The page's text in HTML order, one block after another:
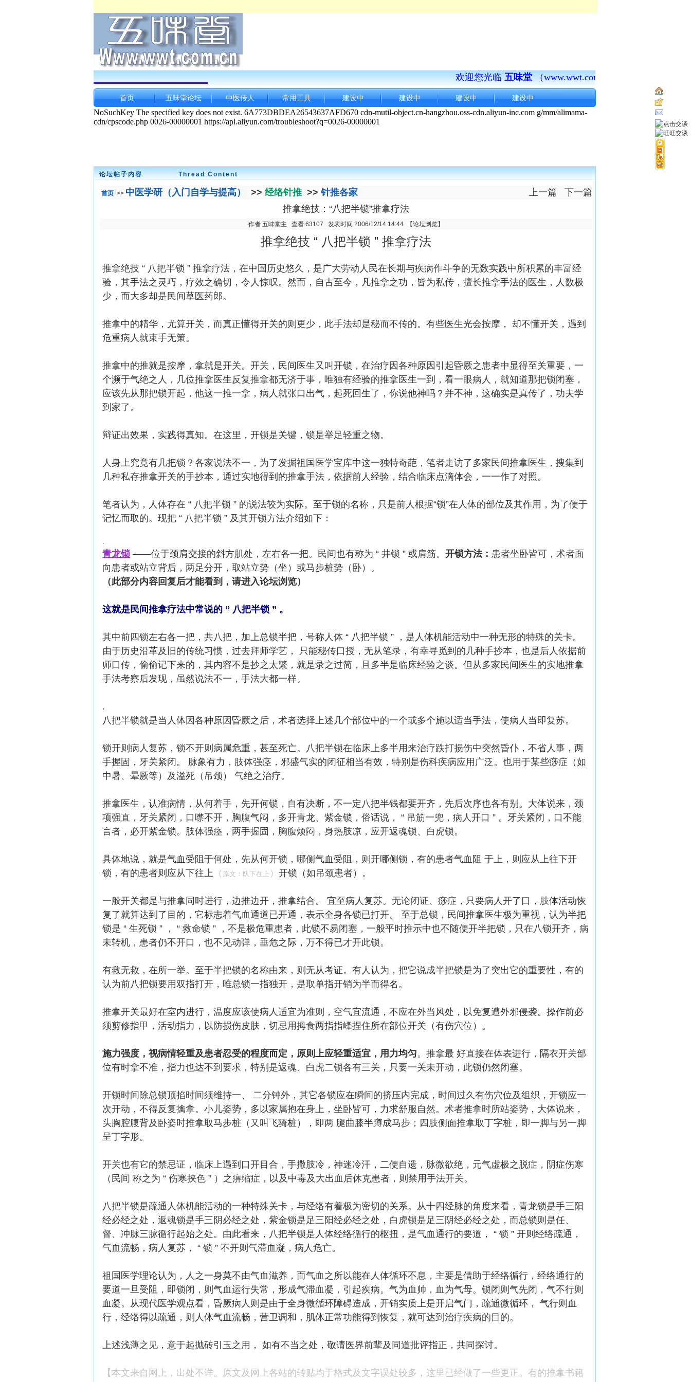
欢迎您光临五味堂（www.wwt.com.cn）
首页 五味堂论坛 中医传人 常用工具 建设中 建设中 建设中 建设中
论坛帖子内容Thread Content
首页 >> 中医学研（入门自学与提高） >> 经络针推>>针推各家 上一篇
下一篇
推拿绝技：“八把半锁”推拿疗法
作者 五味堂主 查看 63107 发表时间 2006/12/14 14:44 【论坛浏览】
推拿绝技 “ 八把半锁 ” 推拿疗法
推拿绝技 “ 八把半锁 ” 推拿疗法，在中国历史悠久，是广大劳动人民在长期与疾病作斗争的无数实践中所积累的丰富经
验，其手法之灵巧，疗效之确切，令人惊叹。然而，自古至今，凡推拿之功，皆为私传，擅长推拿手法的医生，人数极
少，而大多却是民间草医药郎。
推拿中的精华，尤算开关，而真正懂得开关的则更少，此手法却是秘而不传的。有些医生光会按摩， 却不懂开关，遇到
危重病人就束手无策。
推拿中的推就是按摩，拿就是开关。开关，民间医生又叫开锁，在治疗因各种原因引起昏厥之患者中显得至关重要，一
个濒于气绝之人，几位推拿医生反复推拿都无济于事，唯独有经验的推拿医生一到，看一眼病人，就知道那把锁闭塞，
应该先从那把锁开起，他这一推一拿，病人就张口出气，起死回生了，你说他神吗？并不神，这确实是真传了，功夫学
到家了。
辩证出效果，实践得真知。在这里，开锁是关键，锁是举足轻重之物。
人身上究竟有几把锁？各家说法不一，为了发掘祖国医学宝库中这一独特奇葩，笔者走访了多家民间推拿医生，搜集到
几种私存推拿开关的手抄本，通过实地得到的推拿手法，依据前人经验，结合临床点滴体会，一一作了对照。
笔者认为，人体存在 “ 八把半锁 ” 的说法较为实际。至于锁的名称，只是前人根据“锁”在人体的部位及其作用，为了便于
记忆而取的。现把 “ 八把半锁 ” 及其开锁方法介绍如下：
青龙锁 ——位于颈肩交接的斜方肌处，左右各一把。民间也有称为 “ 井锁 ” 或肩筋。 开锁方法： 患者坐卧皆可，术者面
向患者或站立背后，两足分开，取站立势（坐）或马步桩势（卧）。
（此部分内容回复后才能看到，请进入论坛浏览）
这就是民间推拿疗法中常说的 “ 八把半锁 ” 。
其中前四锁左右各一把，共八把，加上总锁半把，号称人体 “ 八把半锁 ” ，是人体机能活动中一种无形的特殊的关卡。
由于历史沿革及旧的传统习惯，过去拜师学艺， 只能秘传口授，无从笔录，有幸寻觅到的几种手抄本，也是后人依据前
师口传，偷偷记下来的，其内容不是抄之太繁，就是录之过简，且多半是临床经验之谈。但从多家民间医生的实地推拿
手法考察后发现，虽然说法不一，手法大都一样。
.
八把半锁就是当人体因各种原因昏厥之后，术者选择上述几个部位中的一个或多个施以适当手法，使病人当即复苏。
锁开则病人复苏，锁不开则病属危重，甚至死亡。八把半锁在临床上多半用来治疗跌打损伤中突然昏仆，不省人事，两
手握固，牙关紧闭。 脉象有力，肢体强痉，邪盛气实的闭征相当有效，特别是伤科疾病应用广泛。也用于某些痧症（如
中暑、晕厥等）及溢死（吊颈） 气绝之治疗。
推拿医生，认准病情，从何着手，先开何锁，自有决断，不一定八把半钱都要开齐，先后次序也各有别。大体说来，颈
项强直，牙关紧闭，口噤不开，胸腹气闷，多开青龙、紫金锁，俗话说， “ 吊筋一兜，病人开口 ” 。牙关紧闭，口不能
言者，必开紫金锁。肢体强痉，两手握固，胸腹烦闷，身热肢凉，应开返魂锁、白虎锁。
具体地说，就是气血受阻于何处，先从何开锁，哪侧气血受阻，则开哪侧锁，有的患者气血阻 于上，则应从上往下开
锁，有的患者则应从下往上 （ 原文：队下在上 ） 开锁（如吊颈患者）。
一般开关都是与推拿同时进行，边推边开，推拿结合。 宜至病人复苏。无论闭证、痧症，只要病人开了口，肢体活动恢
复了就算达到了目的，它标志着气血通道已开通，表示全身各锁已打开。 至于总锁，民间推拿医生极为重视，认为半把
锁是 “ 生死锁 ” ， “ 救命锁 ” ，不是极危重患者，此锁不易闭塞，一般平时推示中也不随便开半把锁，只在八锁开齐，病
未转机，患者仍不开口，也不见动弹，垂危之际，万不得已才开此锁。
有救无救，在所一举。至于半把锁的名称由来，则无从考证。有人认为，把它说成半把锁是为了突出它的重要性，有的
认为前八把锁要用双指打开，唯总锁一指独开，是取单指开销为半而得名。
推拿开关最好在室内进行，温度应该使病人适宜为准则，空气宜流通，不应在外当风处，以免复遭外邪侵袭。操作前必
须剪修指甲，活动指力，以防损伤皮肤，切忌用拇食两指指峰捏住所在部位开关（有伤穴位）。
施力强度，视病情轻重及患者忍受的程度而定，原则上应轻重适宜，用力均匀。推拿最 好直接在体表进行，隔衣开关部
位有时拿不准，指力也达不到要求，特别是返魂、白虎二锁各有三关，只要一关未开动，此锁仍然闭塞。
开锁时间除总锁顶掐时间须维持一、 二分钟外，其它各锁应在瞬间的挤压内完成，时间过久有伤穴位及组织，开锁应一
次开动，不得反复擒拿。小儿姿势，多以家属抱在身上，坐卧皆可，力求舒服自然。术者推拿时所站姿势，大体说来，
头胸腔腹背及卧姿时推拿取马步桩（又叫飞骑桩），即两 腿曲膝半蹲成马步；四肢侧面推拿取丁字桩，即一脚与另一脚
呈丁字形。
开关也有它的禁忌证，临床上遇到口开目合，手撒肢冷，神迷冷汗，二便自遗，脉微欲绝，元气虚极之脱症，阴症伤寒
（民间 称之为 “ 伤寒挟色 ” ）之痹缩症，以及中毒及大出血后休克患者，则禁用手法开关。
八把半锁是疏通人体机能活动的一种特殊关卡，与经络有着极为密切的关系。从十四经脉的角度来看，青龙锁是手三阳
经必经之处，返魂锁是手三阴必经之处，紫金锁是足三阳经必经之处，白虎锁是足三阴经必经之处，而总锁则是任、
督、冲脉三脉循行起始之处。由此看来，八把半锁是人体经络循行的枢扭，是气血通行的要道， “ 锁 ” 开则经络疏通，
气血流畅，病人复苏， “ 锁 ” 不开则气滞血凝，病人危亡。
祖国医学理论认为，人之一身莫不由气血滋养，而气血之所以能在人体循环不息，主要是借助于经络循行，经络通行的
要道一旦受阻，即锁闭，则气血运行失常，形成气滞血凝，引起疾病。气为血帅，血为气母。锁闭则气先闭，气不行则
血凝。从现代医学观点看，昏厥病人则是由于全身微循环障碍造成，开销实质上是开启气门，疏通微循环， 气行则血
行，经络得以疏通，则人体气血流畅，营卫调和，肌体正常功能得到恢复，就可达到治疗疾病的目的。
上述浅薄之见，意于起抛砖引玉之用， 如有不当之处，敬请医界前辈及同道批评指正，共同探讨。
【本文来自网上，出处不详。原文及网上各站的转贴均于格式及文字误处较多，这里已经做了一些更正。有的推拿书籍